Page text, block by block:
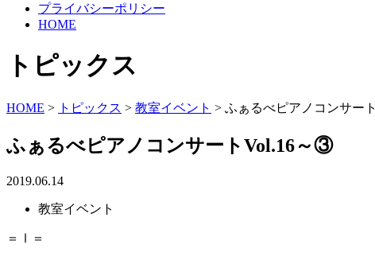
プライバシーポリシー
HOME
トピックス
HOME > トピックス > 教室イベント > ふぁるべピアノコンサー
ふぁるべピアノコンサートVol.16～③
2019.06.14
教室イベント
＝Ⅰ＝